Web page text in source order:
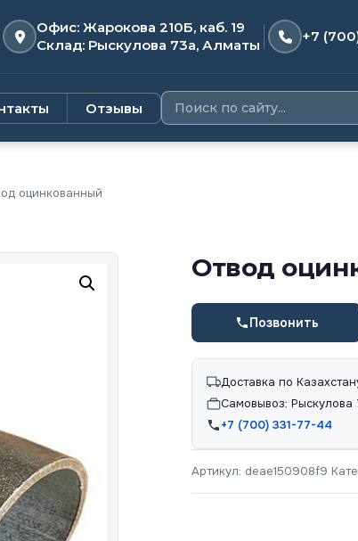
Офис: Жарокова 210Б, каб. 19
Склад: Рыскулова 73а, Алматы
+7
Отзывы
оцинкованный
Отвод
Позвонить
Доставка по
Самовывоз: Рыскулова
+7 (700) 331-77-44
Артикул: deae150908f9